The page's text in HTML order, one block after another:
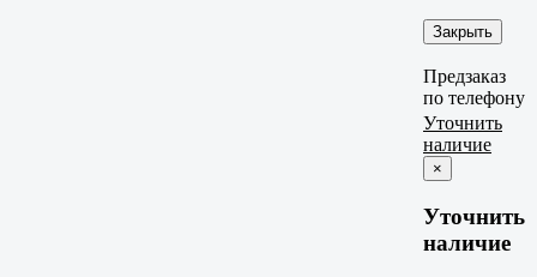
Закрыть
Предзаказ
по телефону
Уточнить
наличие
×
Уточнить
наличие